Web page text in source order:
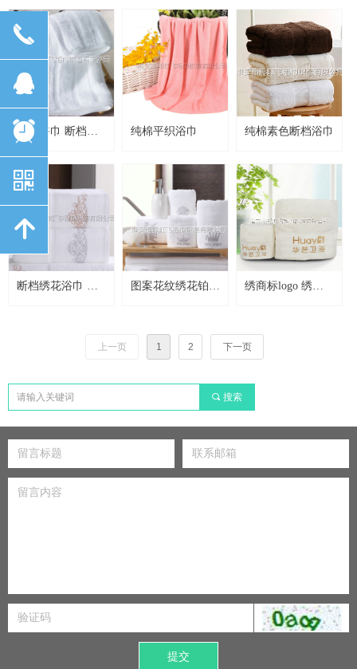
缎档浴巾 断档浴
巾
纯棉平织浴巾 纯棉素色断档浴巾
断档绣花浴巾 非
图案花纹绣花铂金
绣商标logo 绣标
上一页 1 2 下一页
끠 搜索
提交
끅
뀩
뀥
낃
녕